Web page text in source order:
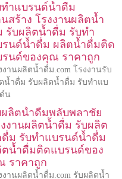
ทำแบรนด์น้ำดื่ม
สร้าง โรงงานผลิตน้ำ
รับผลิตน้ำดื่ม รับทำ
รนด์น้ำดื่ม ผลิตน้ำดื่มติด
รนด์ของคุณ ราคาถูก
งานผลิตน้ำดื่ม.com โรงงานรับ
น้ำดื่ม รับผลิตน้ำดื่ม รับทำแบ
น
ผลิตน้ำดื่มพลับพลาชัย
งานผลิตน้ำดื่ม รับผลิต
ดื่ม รับทำแบรนด์น้ำดื่ม
ตน้ำดื่มติดแบรนด์ของ
ราคาถูก
งานผลิตน้ำดื่ม.com รับผลิตน้ำ